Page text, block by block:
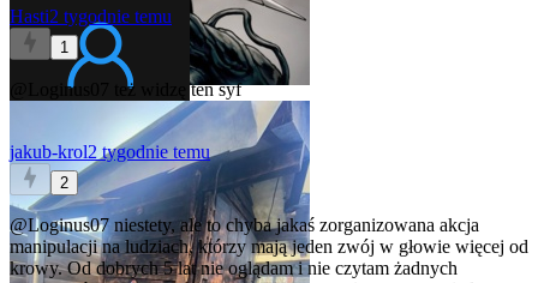
Hasti2 tygodnie temu
1
@Loginus07 też widzę ten syf
jakub-krol2 tygodnie temu
2
@Loginus07 niestety, ale to chyba jakaś zorganizowana akcja
manipulacji na ludziach, którzy mają jeden zwój w głowie więcej od
krowy. Od dobrych 5 lat nie oglądam i nie czytam żadnych